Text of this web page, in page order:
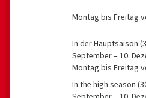
Montag bis Freitag
In der Hauptsaison
September – 10.
Montag bis Freitag
In the high season